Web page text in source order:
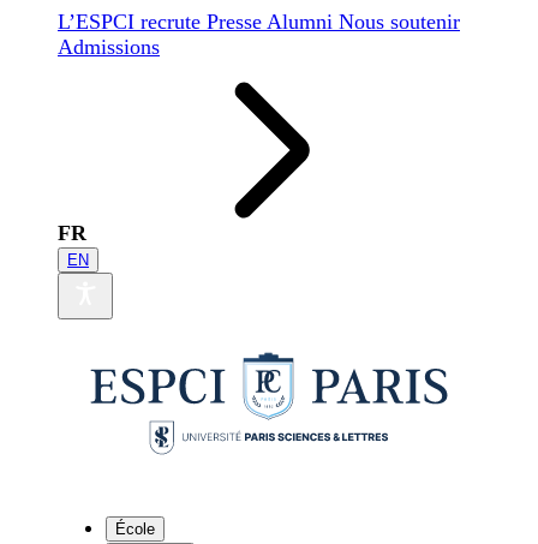
L’ESPCI recrute Presse Alumni Nous soutenir
Admissions
FR
EN
École